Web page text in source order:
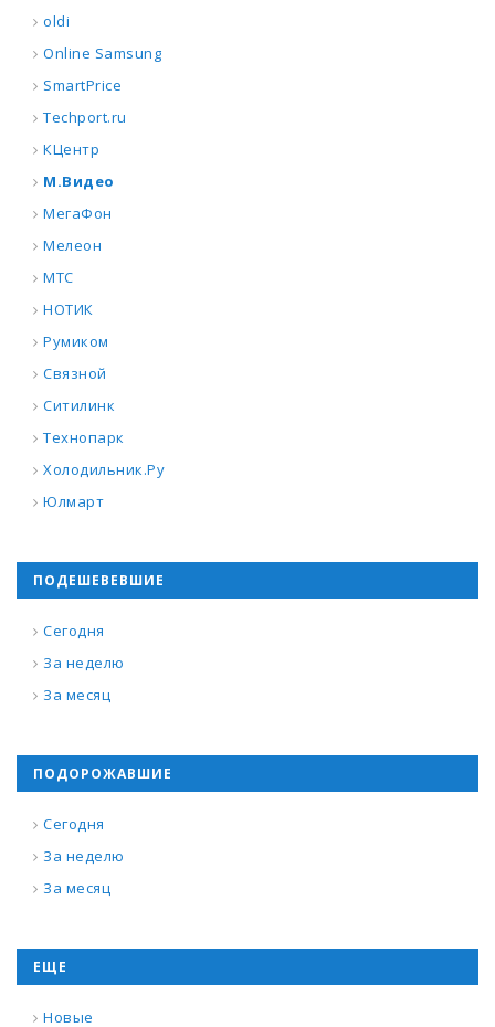
oldi
Online Samsung
SmartPrice
Techport.ru
КЦентр
М.Видео
МегаФон
Мелеон
МТС
НОТИК
Румиком
Связной
Ситилинк
Технопарк
Холодильник.Ру
Юлмарт
ПОДЕШЕВЕВШИЕ
Сегодня
За неделю
За месяц
ПОДОРОЖАВШИЕ
Сегодня
За неделю
За месяц
ЕЩЕ
Новые